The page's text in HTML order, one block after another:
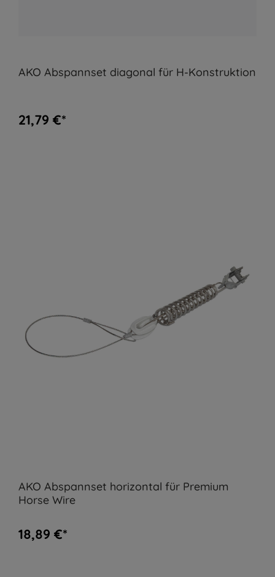
AKO Abspannset diagonal für H-Konstruktion
21,79 €*
AKO Abspannset horizontal für Premium
Horse Wire
18,89 €*